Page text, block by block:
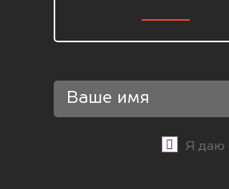
Я даю